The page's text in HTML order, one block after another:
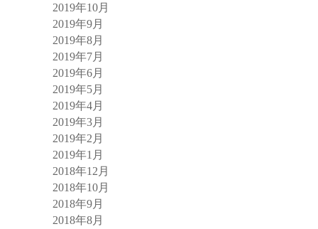
2019年10月
2019年9月
2019年8月
2019年7月
2019年6月
2019年5月
2019年4月
2019年3月
2019年2月
2019年1月
2018年12月
2018年10月
2018年9月
2018年8月